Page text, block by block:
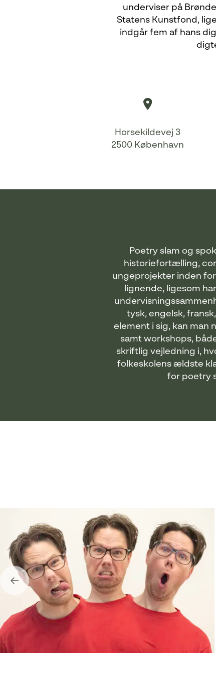
underviser på
Statens Kunstfond,
indgår fem af hans
Horsekildevej 3
2500 København
Poetry slam og
historiefortælling,
ungeprojekter inden
lignende, ligesom
tysk, engelsk,
element i sig, kan man
samt workshops,
skriftlig vejledning i,
folkeskolens ældste
for poetry